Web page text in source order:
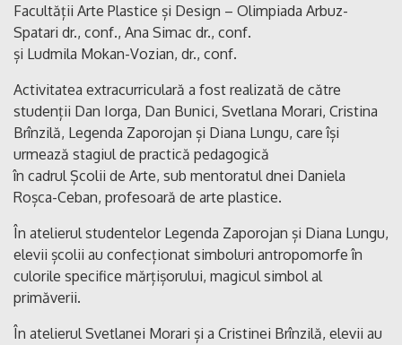
Facultății Arte Plastice și Design – Olimpiada Arbuz-
Spatari dr., conf., Ana Simac dr., conf.
și Ludmila Mokan-Vozian, dr., conf.
Activitatea extracurriculară a fost realizată de către
studenții Dan Iorga, Dan Bunici, Svetlana Morari, Cristina
Brînzilă, Legenda Zaporojan și Diana Lungu, care își
urmează stagiul de practică pedagogică
în cadrul Școlii de Arte, sub mentoratul dnei Daniela
Roșca-Ceban, profesoară de arte plastice.
În atelierul studentelor Legenda Zaporojan și Diana Lungu,
elevii școlii au confecționat simboluri antropomorfe în
culorile specifice mărțișorului, magicul simbol al
primăverii.
În atelierul Svetlanei Morari și a Cristinei Brînzilă, elevii au